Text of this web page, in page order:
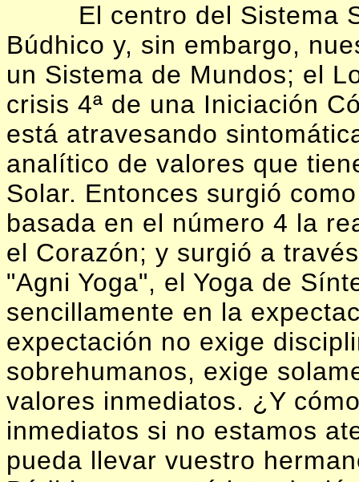
El centro del Sistema
Búdhico y, sin embargo,
un Sistema de Mundos; el
crisis 4ª de una Iniciación
está atravesando
analítico de valores que
Solar. Entonces surgió
basada en el número 4 la
el Corazón; y surgió a
"Agni Yoga", el Yoga de
sencillamente en la
expectación no exige
sobrehumanos, exige
valores inmediatos. ¿Y
inmediatos si no estamos
pueda llevar vuestro